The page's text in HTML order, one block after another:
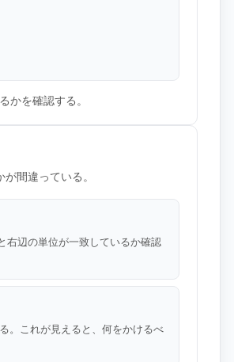
かを確認する。
間違っている。
右辺の単位が一致しているか確認
。これが見えると、何をかけるべ